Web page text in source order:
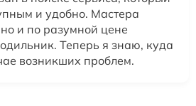
и удобно. Мастера
и по разумной цене
Теперь я знаю, куда
возникших проблем.